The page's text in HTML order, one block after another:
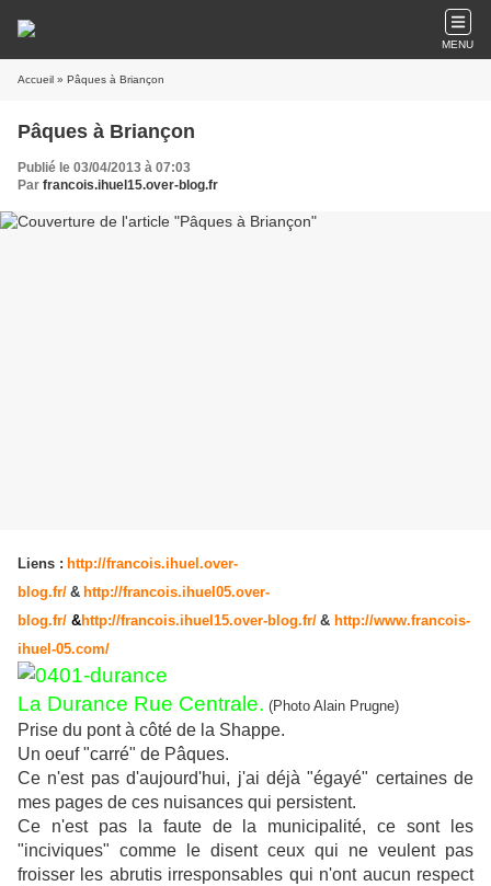
MENU
Accueil » Pâques à Briançon
Pâques à Briançon
Publié le 03/04/2013 à 07:03
Par francois.ihuel15.over-blog.fr
Liens : http://francois.ihuel.over-
blog.fr/ & http://francois.ihuel05.over-
blog.fr/ &http://francois.ihuel15.over-blog.fr/ & http://www.francois-
ihuel-05.com/
La Durance Rue Centrale. (Photo Alain Prugne)
Prise du pont à côté de la Shappe.
Un oeuf "carré" de Pâques.
Ce n'est pas d'aujourd'hui, j'ai déjà "égayé" certaines de
mes pages de ces nuisances qui persistent.
Ce n'est pas la faute de la municipalité, ce sont les
"inciviques" comme le disent ceux qui ne veulent pas
froisser les abrutis irresponsables qui n'ont aucun respect